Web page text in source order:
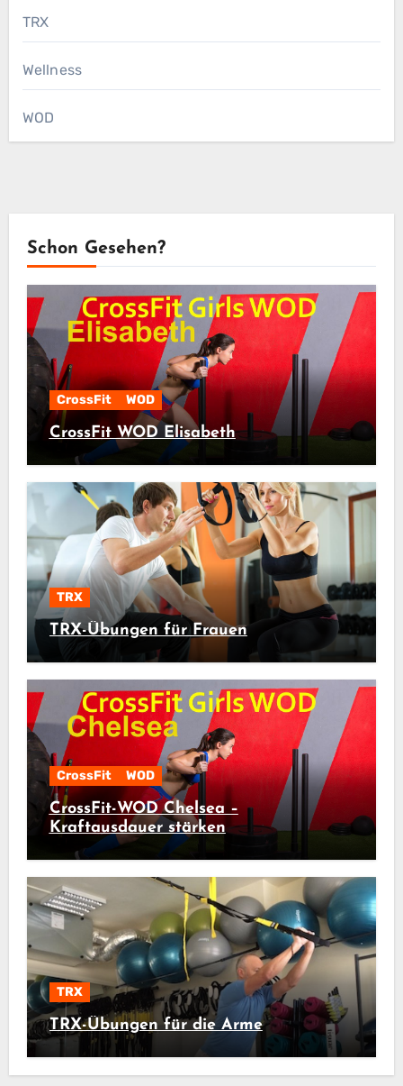
TRX
Wellness
WOD
Schon Gesehen?
CrossFit WOD
CrossFit WOD Elisabeth
TRX
TRX-Übungen für Frauen
CrossFit WOD
CrossFit-WOD Chelsea –
Kraftausdauer stärken
TRX
TRX-Übungen für die Arme